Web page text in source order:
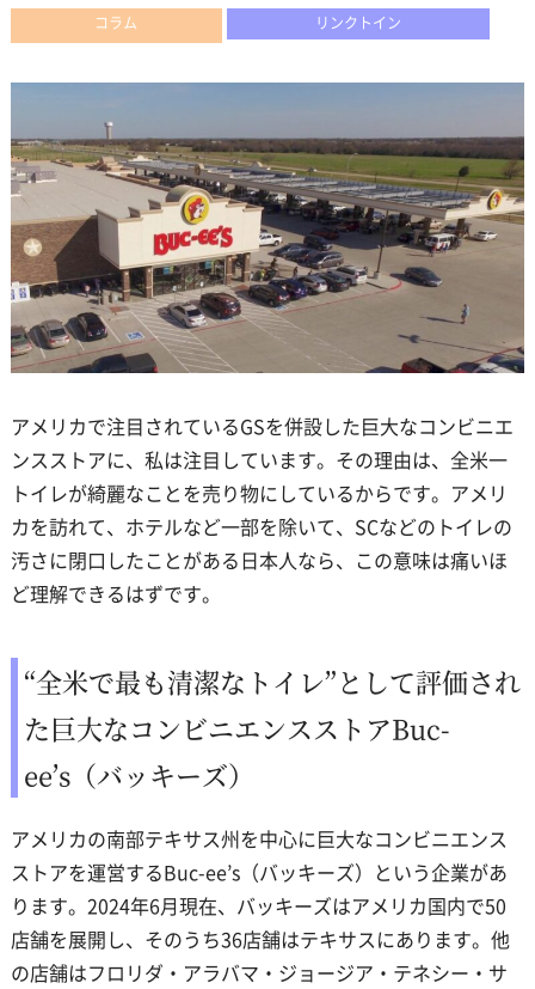
コラム リンクトイン
アメリカで注目されているGSを併設した巨大なコンビニエ
ンスストアに、私は注目しています。その理由は、全米一
トイレが綺麗なことを売り物にしているからです。アメリ
カを訪れて、ホテルなど一部を除いて、SCなどのトイレの
汚さに閉口したことがある日本人なら、この意味は痛いほ
ど理解できるはずです。
“全米で最も清潔なトイレ”として評価され
た巨大なコンビニエンスストアBuc-
ee’s（バッキーズ）
アメリカの南部テキサス州を中心に巨大なコンビニエンス
ストアを運営するBuc-ee’s（バッキーズ）という企業があ
ります。2024年6月現在、バッキーズはアメリカ国内で50
店舗を展開し、そのうち36店舗はテキサスにあります。他
の店舗はフロリダ・アラバマ・ジョージア・テネシー・サ